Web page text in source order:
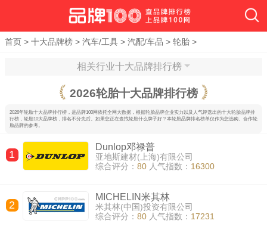
首页 > 十大品牌榜 > 汽车/工具 > 汽配/车品 > 轮胎 >
相关行业十大品牌排行榜
2026轮胎十大品牌排行榜
2026年轮胎十大品牌排行榜，是品牌100网依托全网大数据，根据轮胎品牌企业实力以及人气评选出的十大轮胎品牌排
行榜，轮胎10大品牌榜，排名不分先后。如果您正在查找轮胎什么牌子好？本轮胎品牌排名榜单仅作为您选购、合作轮
胎品牌的参考。
1
Dunlop邓禄普
亚地斯建材(上海)有限公司
综合评分： 80 人气指数： 16300
2
MICHELIN米其林
米其林(中国)投资有限公司
综合评分： 80 人气指数： 17231